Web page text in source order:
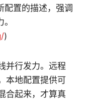
配置的描述，强调
)
并行发力。远程
本地配置提供可
合起来，才算真